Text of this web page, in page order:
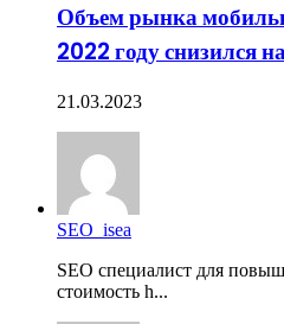
Объем рынка
2022 году снизился
21.03.2023
SEO_isea
SEO специалист для
стоимость h...